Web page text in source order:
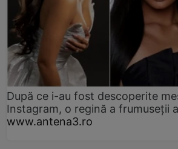
După ce i-au fost descoperite
Instagram, o regină a frumuseții
www.antena3.ro